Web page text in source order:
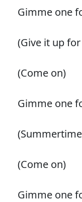
Gimme one
(Give it up
(Come on)
Gimme one
(Come on)
Gimme one